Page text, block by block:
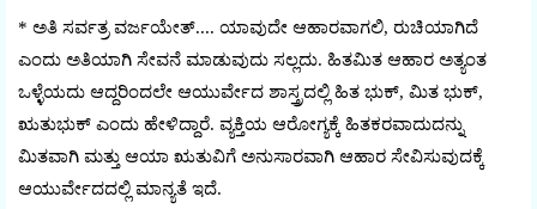
* ಅತಿ ಸರ್ವತ್ರ ವರ್ಜಯೇತ್.... ಯಾವುದೇ ಆಹಾರವಾಗಲಿ, ರುಚಿಯಾಗಿದೆ
ಎಂದು ಅತಿಯಾಗಿ ಸೇವನೆ ಮಾಡುವುದು ಸಲ್ಲದು. ಹಿತಮಿತ ಆಹಾರ ಅತ್ಯಂತ
ಒಳ್ಳೆಯದು ಆದ್ದರಿಂದಲೇ ಆಯುರ್ವೇದ ಶಾಸ್ತ್ರದಲ್ಲಿ ಹಿತ ಭುಕ್, ಮಿತ ಭುಕ್,
ಋತುಭುಕ್ ಎಂದು ಹೇಳಿದ್ದಾರೆ. ವ್ಯಕ್ತಿಯ ಆರೋಗ್ಯಕ್ಕೆ ಹಿತಕರವಾದುದನ್ನು
ಮಿತವಾಗಿ ಮತ್ತು ಆಯಾ ಋತುವಿಗೆ ಅನುಸಾರವಾಗಿ ಆಹಾರ ಸೇವಿಸುವುದಕ್ಕೆ
ಆಯುರ್ವೇದದಲ್ಲಿ ಮಾನ್ಯತೆ ಇದೆ.